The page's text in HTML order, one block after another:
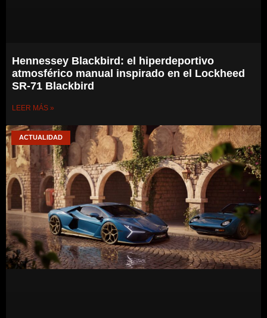
Hennessey Blackbird: el hiperdeportivo
atmosférico manual inspirado en el Lockheed
SR-71 Blackbird
LEER MÁS »
ACTUALIDAD